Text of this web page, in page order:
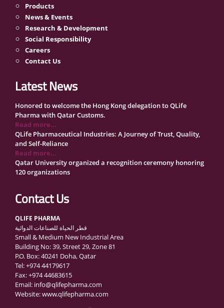
Products
News & Events
Research & Development
Social Responsibility
Careers
Contact Us
Latest News
Honored to welcome the Hong Kong delegation to QLife
Pharma with Qatar Customs.
Read more...
QLife Pharmaceutical Industries: A Journey of Trust, Quality,
and Self-Reliance
Read more...
Qatar University organized a recognition ceremony honoring
120 organizations
Conference Supporting Qatar’s Healthcare Security
Inside Qatar Medical Care Exhibition with Dr. Ahmed Hamad
Al-Mohannadi
Read more...
QLife Pharma to Participate in MediCARE Qatar 2025
Read more...
Vomet-Off Syrup Launch Event – Doha, Qatar
Read more...
QLife Pharma join the GCC Authorized Economic Operator
(GCC AEO) Program
Contact Us
QLIFE PHARMA
قطر الحياة للصناعات الدوائية
Small & Medium New Industrial Area
Building No: 39, Street 29, Zone 81
P.O. Box: 40241 Doha, Qatar
Tel: +974 44179617
Fax: +974 44683615
Email: info@qlifepharma.com
Website: www.qlifepharma.com